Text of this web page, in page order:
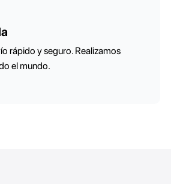
rápido y seguro. Realizamos
el mundo.